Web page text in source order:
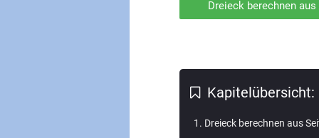
Dreieck berechnen
Kapitelübersicht:
Dreieck berechnen aus